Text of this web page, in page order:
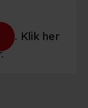
Klik her